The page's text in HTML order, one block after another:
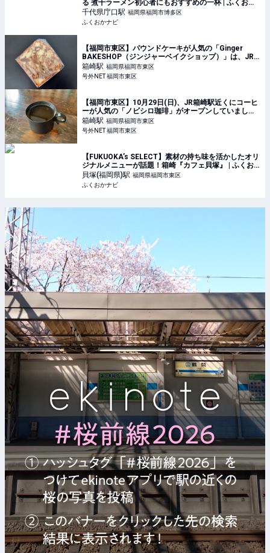
る 煮干ラーメン初心者にもおすすめの一杯 | ふくおか
ナビ
千代県庁口駅 福岡県福岡市博多区
ふくおかナビ
【福岡市東区】パウンドケーキが人気の「Ginger
BAKESHOP（ジンジャーベイクショップ）」は、JR
箱崎駅近くにあります。
箱崎駅 福岡県福岡市東区
号外NET 福岡市東区
【福岡市東区】10月29日(日)、JR箱崎駅近くにコーヒ
ーが人気の「ノビシロ珈琲」がオープンしていまし
た。＜同じ場所で、別の曜日に「喫茶アナログ」も営
業しています＞
箱崎駅 福岡県福岡市東区
号外NET 福岡市東区
【FUKUOKA’s SELECT】素材の持ち味を活かしたオリ
ジナルメニューが話題！箱崎『カフェ貝塚』 | ふくお
かナビ
貝塚(福岡県)駅 福岡県福岡市東区
ふくおかナビ